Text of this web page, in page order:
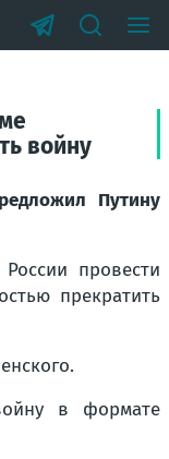
войну
Путину
провести
прекратить
в формате